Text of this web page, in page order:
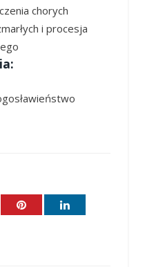
chorych
i procesja
Pinterest LinkedIn